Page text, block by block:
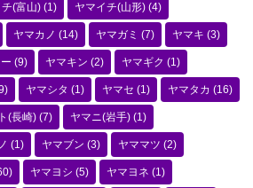
(富山) (1) ヤマイチ(山形) (4)
ヤマカノ (14) ヤマガミ (7) ヤマキ (3)
(9) ヤマキン (2) ヤマギク (1)
ヤマシタ (1) ヤマセ (1) ヤマタカ (16)
(長崎) (7) ヤマニ(岩手) (1)
(1) ヤマブン (3) ヤママツ (2)
ヤマヨシ (5) ヤマヨネ (1)